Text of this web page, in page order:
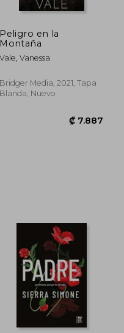
Peligro en la
Montaña
Vale, Vanessa
Bridger Media, 2021, Tapa
Blanda, Nuevo